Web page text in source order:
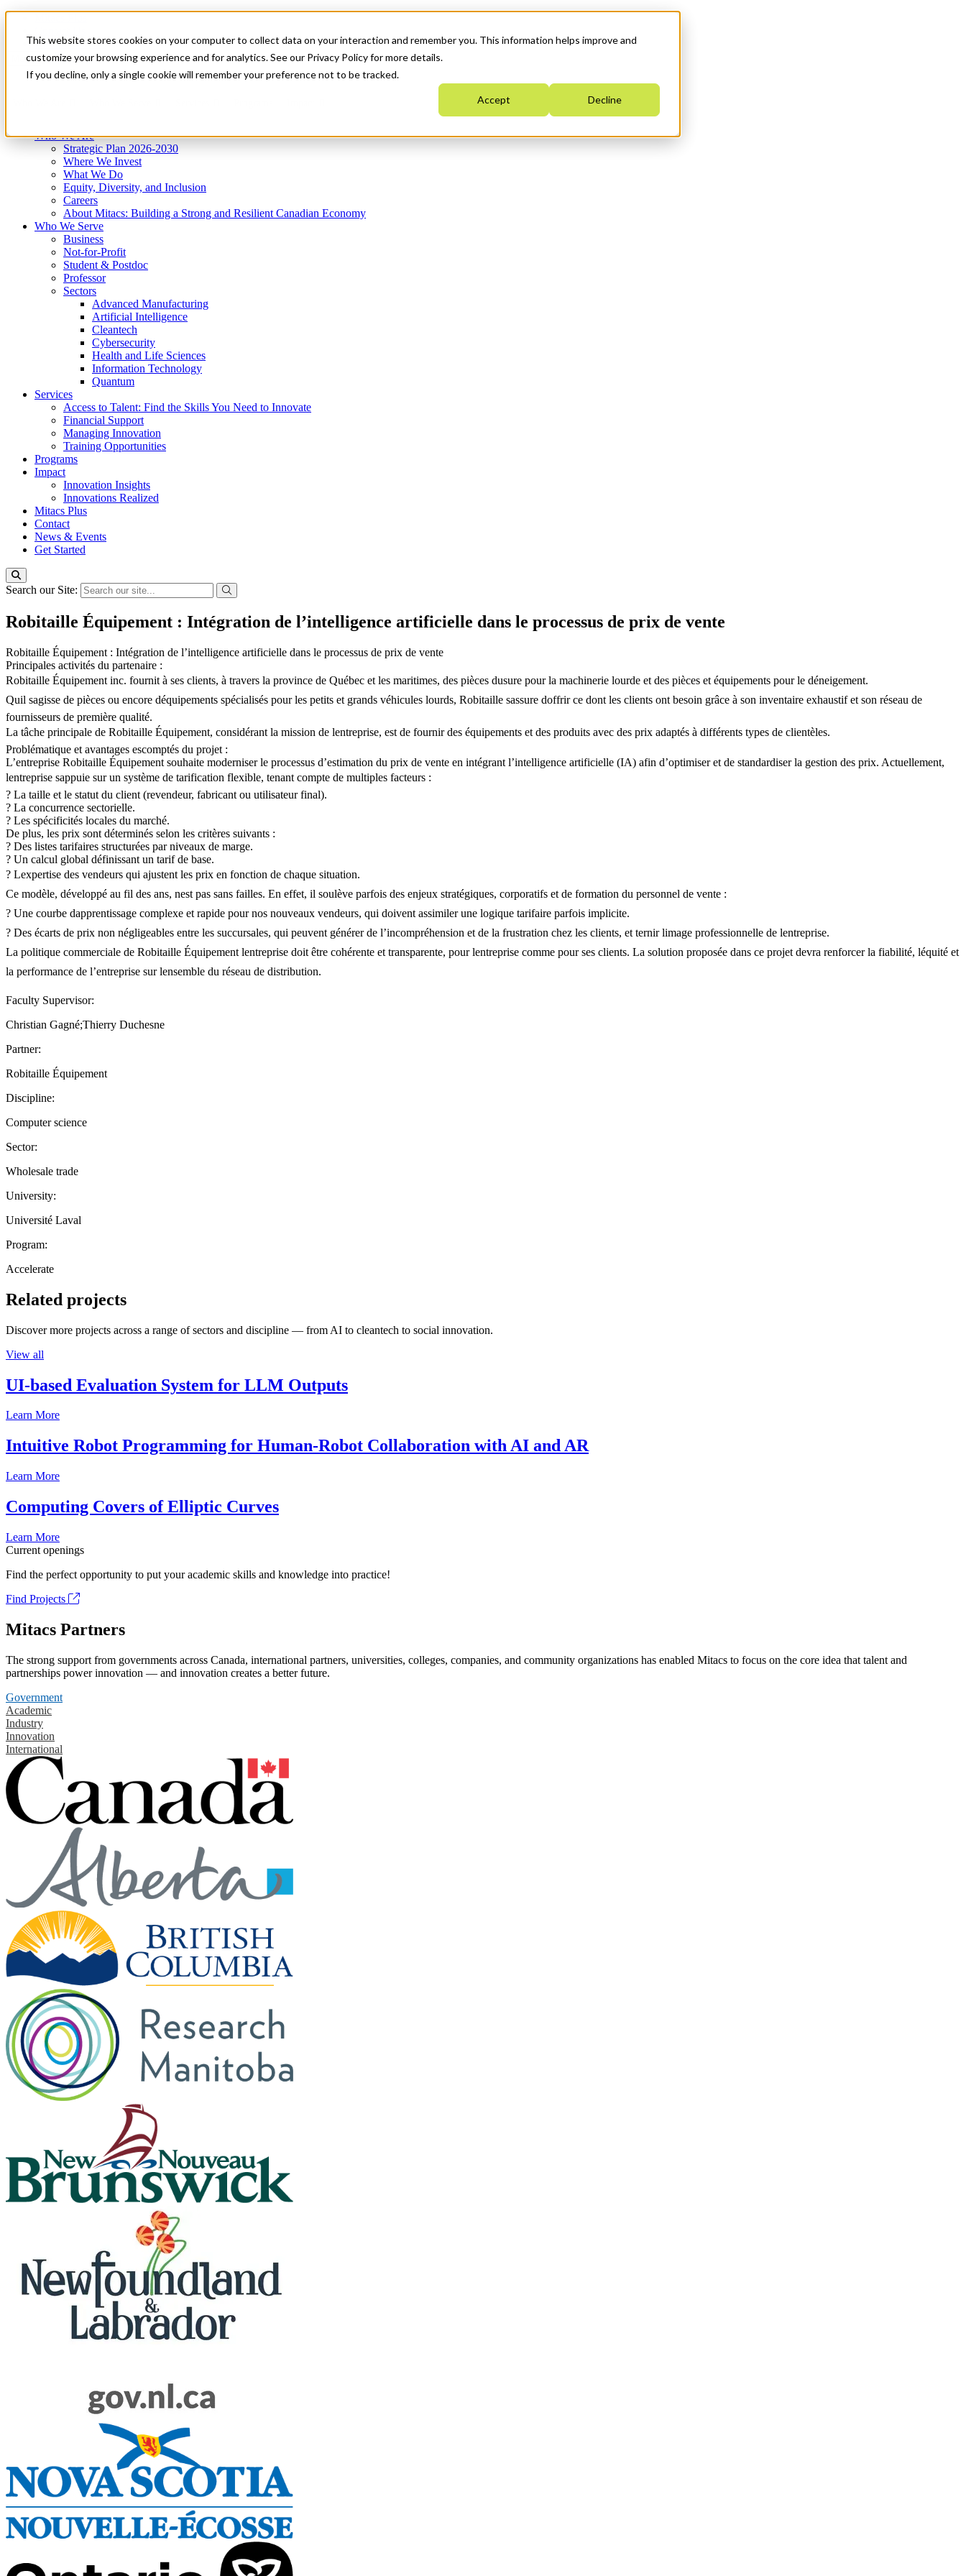
This website stores cookies on your computer to collect data on your interaction and remember you. This information helps improve and
customize your browsing experience and for analytics. See our Privacy Policy for more details.
If you decline, only a single cookie will remember your preference not to be tracked.
Accept Decline
News & Events
Get Started
Menu
Who We Are
Strategic Plan 2026-2030
Where We Invest
What We Do
Equity, Diversity, and Inclusion
Careers
About Mitacs: Building a Strong and Resilient Canadian Economy
Who We Serve
Business
Not-for-Profit
Student & Postdoc
Professor
Sectors
Advanced Manufacturing
Artificial Intelligence
Cleantech
Cybersecurity
Health and Life Sciences
Information Technology
Quantum
Services
Access to Talent: Find the Skills You Need to Innovate
Financial Support
Managing Innovation
Training Opportunities
Programs
Impact
Innovation Insights
Innovations Realized
Mitacs Plus
Contact
News & Events
Get Started
Search our Site:
Robitaille Équipement : Intégration de l’intelligence artificielle dans le processus de prix de vente
Robitaille Équipement : Intégration de l’intelligence artificielle dans le processus de prix de vente
Principales activités du partenaire :
Robitaille Équipement inc. fournit à ses clients, à travers la province de Québec et les maritimes, des pièces dusure pour la machinerie lourde et des pièces et équipements pour le déneigement.
Quil sagisse de pièces ou encore déquipements spécialisés pour les petits et grands véhicules lourds, Robitaille sassure doffrir ce dont les clients ont besoin grâce à son inventaire exhaustif et son réseau de
fournisseurs de première qualité.
La tâche principale de Robitaille Équipement, considérant la mission de lentreprise, est de fournir des équipements et des produits avec des prix adaptés à différents types de clientèles.
Problématique et avantages escomptés du projet :
L’entreprise Robitaille Équipement souhaite moderniser le processus d’estimation du prix de vente en intégrant l’intelligence artificielle (IA) afin d’optimiser et de standardiser la gestion des prix. Actuellement,
lentreprise sappuie sur un système de tarification flexible, tenant compte de multiples facteurs :
? La taille et le statut du client (revendeur, fabricant ou utilisateur final).
? La concurrence sectorielle.
? Les spécificités locales du marché.
De plus, les prix sont déterminés selon les critères suivants :
? Des listes tarifaires structurées par niveaux de marge.
? Un calcul global définissant un tarif de base.
? Lexpertise des vendeurs qui ajustent les prix en fonction de chaque situation.
Ce modèle, développé au fil des ans, nest pas sans failles. En effet, il soulève parfois des enjeux stratégiques, corporatifs et de formation du personnel de vente :
? Une courbe dapprentissage complexe et rapide pour nos nouveaux vendeurs, qui doivent assimiler une logique tarifaire parfois implicite.
? Des écarts de prix non négligeables entre les succursales, qui peuvent générer de l’incompréhension et de la frustration chez les clients, et ternir limage professionnelle de lentreprise.
La politique commerciale de Robitaille Équipement lentreprise doit être cohérente et transparente, pour lentreprise comme pour ses clients. La solution proposée dans ce projet devra renforcer la fiabilité, léquité et
la performance de l’entreprise sur lensemble du réseau de distribution.
Faculty Supervisor:
Christian Gagné;Thierry Duchesne
Partner:
Robitaille Équipement
Discipline:
Computer science
Sector:
Wholesale trade
University:
Université Laval
Program:
Accelerate
Related projects
Discover more projects across a range of sectors and discipline — from AI to cleantech to social innovation.
View all
UI-based Evaluation System for LLM Outputs
Learn More
Intuitive Robot Programming for Human-Robot Collaboration with AI and AR
Learn More
Computing Covers of Elliptic Curves
Learn More
Current openings
Find the perfect opportunity to put your academic skills and knowledge into practice!
Find Projects
Mitacs Partners
The strong support from governments across Canada, international partners, universities, colleges, companies, and community organizations has enabled Mitacs to focus on the core idea that talent and
partnerships power innovation — and innovation creates a better future.
Government
Academic
Industry
Innovation
International